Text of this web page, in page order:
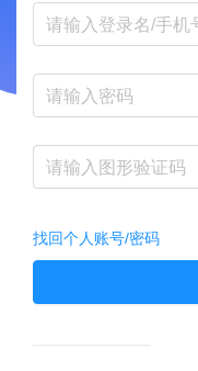
找回个人账号/密码